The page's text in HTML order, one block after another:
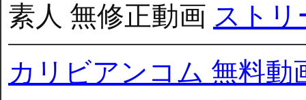
素人 無修正動画 ストリ
カリビアンコム 無料動